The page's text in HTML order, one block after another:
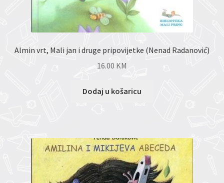
Almin vrt, Mali jan i druge pripovijetke (Nenad Radanović)
16.00 KM
Dodaj u košaricu